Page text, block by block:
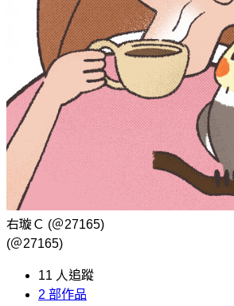
右璇Ｃ (＠27165)
(＠27165)
11 人追蹤
2 部作品